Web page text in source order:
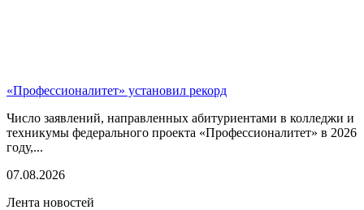
«Профессионалитет» установил рекорд
Число заявлений, направленных абитуриентами в колледжи и
техникумы федерального проекта «Профессионалитет» в 2026
году,...
07.08.2026
Лента новостей